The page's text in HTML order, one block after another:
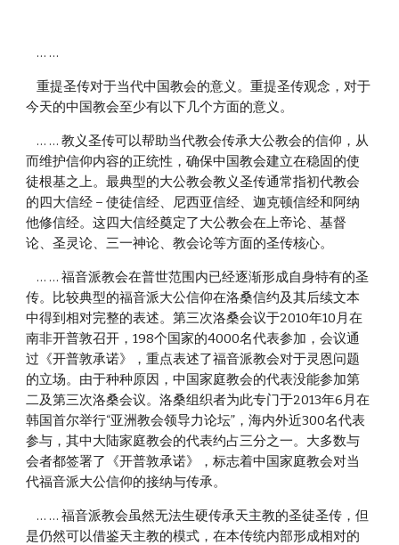
    … …
    重提圣传对于当代中国教会的意义。重提圣传观念，对于
今天的中国教会至少有以下几个方面的意义。
而维护信仰内容的正统性，确保中国教会建立在稳固的使
徒根基之上。最典型的大公教会教义圣传通常指初代教会
的四大信经 – 使徒信经、尼西亚信经、迦克顿信经和阿纳
他修信经。这四大信经奠定了大公教会在上帝论、基督
论、圣灵论、三一神论、教会论等方面的圣传核心。
传。比较典型的福音派大公信仰在洛桑信约及其后续文本
中得到相对完整的表述。第三次洛桑会议于2010年10月在
南非开普敦召开，198个国家的4000名代表参加，会议通
过《开普敦承诺》，重点表述了福音派教会对于灵恩问题
的立场。由于种种原因，中国家庭教会的代表没能参加第
二及第三次洛桑会议。洛桑组织者为此专门于2013年6月在
韩国首尔举行“亚洲教会领导力论坛”，海内外近300名代表
参与，其中大陆家庭教会的代表约占三分之一。大多数与
会者都签署了《开普敦承诺》，标志着中国家庭教会对当
代福音派大公信仰的接纳与传承。
是仍然可以借鉴天主教的模式，在本传统内部形成相对的